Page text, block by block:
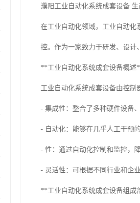
濮阳工业自动化系统成套设备 生
在工业自动化领域，工业自动化
控。作为一家致力于研发、设计
**工业自动化系统成套设备概述
工业自动化系统成套设备由控制
- 集成性：整合了多种硬件设备
- 自动化：能够在几乎人工干预
- 性：通过自动化控制和监控，
- 灵活性：可根据不同行业和企
**工业自动化系统成套设备组成